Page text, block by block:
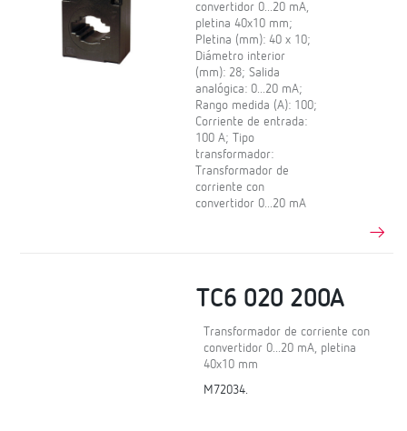
convertidor 0...20 mA,
pletina 40x10 mm;
Pletina (mm): 40 x 10;
Diámetro interior
(mm): 28; Salida
analógica: 0...20 mA;
Rango medida (A): 100;
Corriente de entrada:
100 A; Tipo
transformador:
Transformador de
corriente con
convertidor 0...20 mA
TC6 020 200A
Transformador de corriente con
convertidor 0...20 mA, pletina
40x10 mm
M72034.